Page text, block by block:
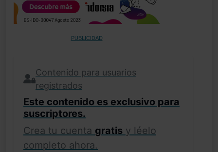
PUBLICIDAD
Contenido para usuarios
registrados
Este contenido es exclusivo para
suscriptores.
Crea tu cuenta gratis y léelo
completo ahora.